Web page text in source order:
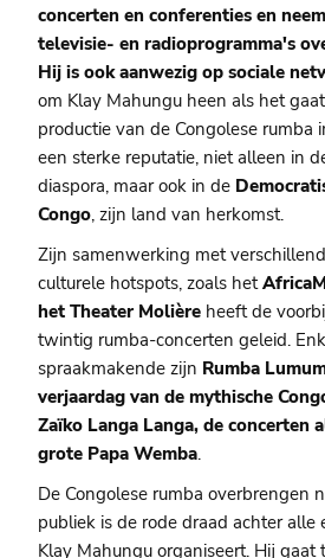
concerten en conferenties en
televisie- en radioprogramma's
Hij is ook aanwezig op sociale
om Klay Mahungu heen als het
productie van de Congolese rumba
een sterke reputatie, niet alleen in
diaspora, maar ook in de
Congo, zijn land van herkomst.
Zijn samenwerking met
culturele hotspots, zoals het
het Theater Molière heeft de
twintig rumba-concerten geleid.
spraakmakende zijn Rumba
verjaardag van de mythische
Zaïko Langa Langa, de concerten
grote Papa Wemba.
De Congolese rumba overbrengen
publiek is de rode draad achter alle
Klay Mahungu organiseert. Hij gaat